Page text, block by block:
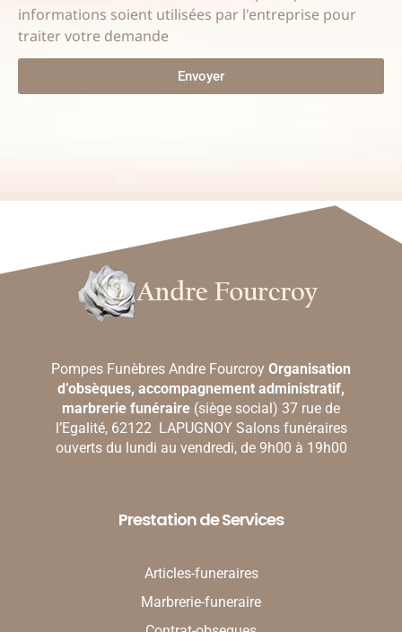
informations soient utilisées par l'entreprise pour
traiter votre demande
Envoyer
Pompes Funèbres Andre Fourcroy Organisation
d’obsèques, accompagnement administratif,
marbrerie funéraire (siège social) 37 rue de
l’Egalité, 62122 LAPUGNOY Salons funéraires
ouverts du lundi au vendredi, de 9h00 à 19h00
Prestation de Services
Articles-funeraires
Marbrerie-funeraire